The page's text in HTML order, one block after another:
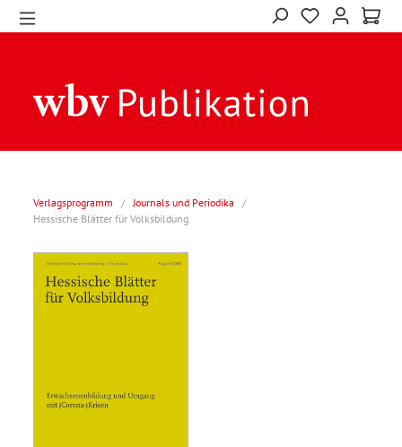
Verlagsprogramm / Journals und Periodika
/
Hessische Blätter für Volksbildung